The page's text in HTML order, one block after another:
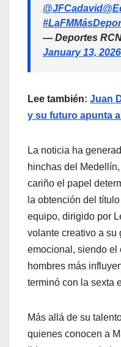
@JFCadavid
— Deportes
January 13, 2026
Lee también: Juan
y su futuro apunta
La noticia ha
hinchas del
cariño el papel
la obtención del
equipo, dirigido por
volante creativo a su
emocional, siendo el
hombres más
terminó con la sexta
Más allá de su
quienes conocen a